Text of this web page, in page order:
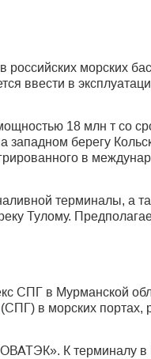
российских морских
ввести в
18 млн т со
западном берегу
в
терминалы, а
Тулому.
СПГ в Мурманской
(СПГ) в морских портах,
К терминалу